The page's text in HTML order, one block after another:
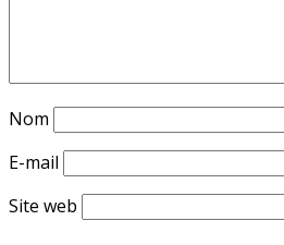
Nom
E-mail
Site web